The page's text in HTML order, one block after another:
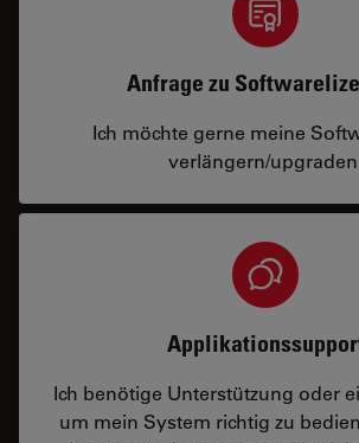
Anfrage zu
Ich möchte gerne meine
verlängern/
Ich benötige Unterstützung oder
um mein System richtig zu